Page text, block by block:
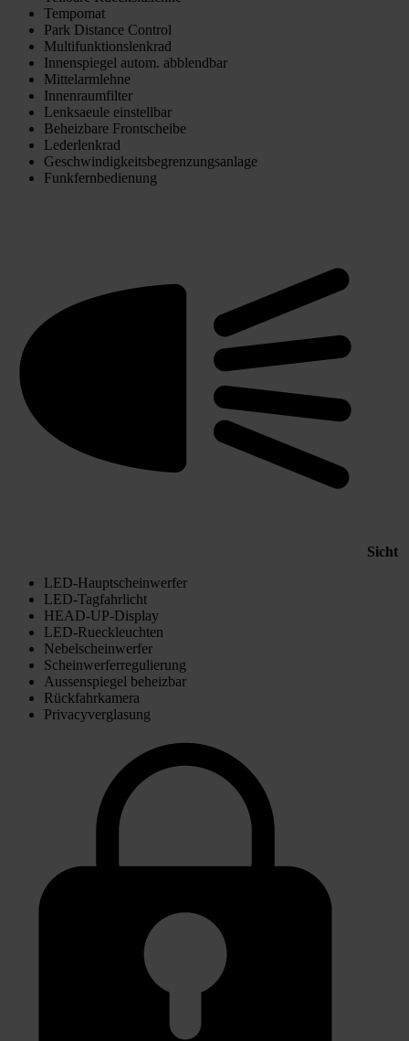
Tempomat
Park Distance Control
Multifunktionslenkrad
Innenspiegel autom. abblendbar
Mittelarmlehne
Innenraumfilter
Lenksaeule einstellbar
Beheizbare Frontscheibe
Lederlenkrad
Geschwindigkeitsbegrenzungsanlage
Funkfernbedienung
Sicht
LED-Hauptscheinwerfer
LED-Tagfahrlicht
HEAD-UP-Display
LED-Rueckleuchten
Nebelscheinwerfer
Scheinwerferregulierung
Aussenspiegel beheizbar
Rückfahrkamera
Privacyverglasung